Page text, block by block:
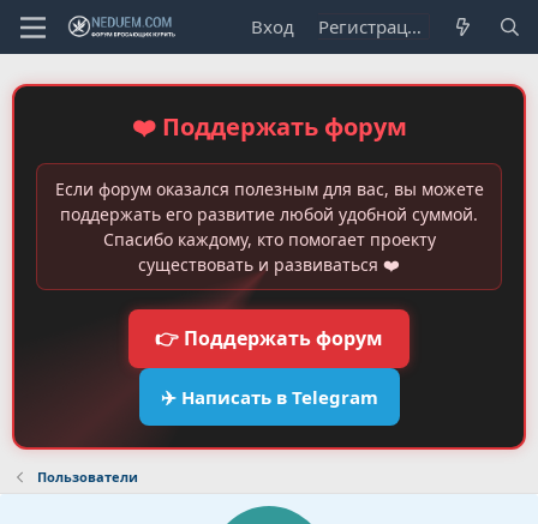
Вход Регистрация
❤️ Поддержать форум
Если форум оказался полезным для вас, вы можете
поддержать его развитие любой удобной суммой.
Спасибо каждому, кто помогает проекту
существовать и развиваться ❤️
👉 Поддержать форум
✈️ Написать в Telegram
Пользователи